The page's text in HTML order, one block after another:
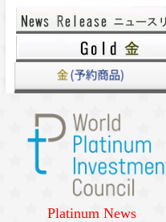
Platinum News